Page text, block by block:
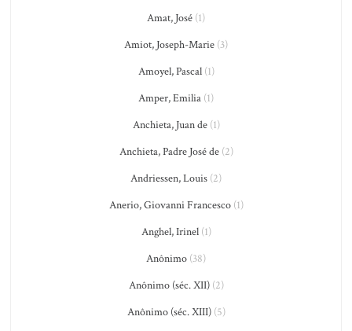
Amat, José (1)
Amiot, Joseph-Marie (3)
Amoyel, Pascal(1)
Amper, Emilia (1)
Anchieta, Juan de(1)
Anchieta, Padre José de(2)
Andriessen, Louis (2)
Anerio, Giovanni Francesco(1)
Anghel, Irinel(1)
Anônimo (38)
Anônimo (séc. XII)(2)
Anônimo (séc. XIII)(5)